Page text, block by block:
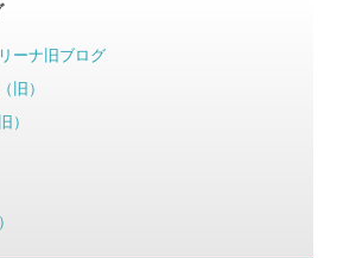
ーナ旧ブログ
旧）
）